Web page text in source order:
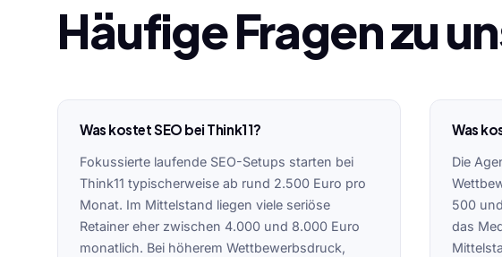
Häufige Fragen zu
Was kostet SEO bei Think11?
Fokussierte laufende SEO-Setups starten bei
Think11 typischerweise ab rund 2.500 Euro pro
Monat. Im Mittelstand liegen viele seriöse
Retainer eher zwischen 4.000 und 8.000 Euro
monatlich. Bei höherem Wettbewerbsdruck,
Was
Die
500
das